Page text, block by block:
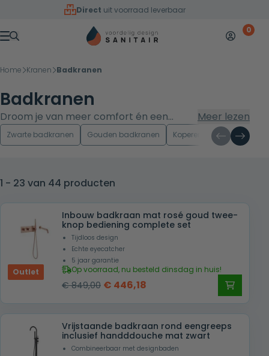
Overslaan naar inhoud
Direct uit voorraad leverbaar
Menu
Mijn 0
Home Kranen Badkranen
Badkranen
Droom je van meer comfort én een
statement in je badkamer? Met onze
badkranen kies je moeiteloos de juiste
gebruiksgemak. Van opbouw, inbouw en
vrijstaande badkranen tot
badrandkranen en opties met
handdouche of waterval uitloop - altijd in
stijlvolle afwerkingen en tegen scherpe
prijzen. Filter op montage, kleur en prijs
en bestel direct.
Meer lezen
Zwarte badkranen Gouden badkranen Koperen badkranen
1 - 23 van 44 producten
Inbouw badkraan mat rosé goud twee-
knop bediening complete set
Tijdloos design
Echte eyecatcher
5 jaar garantie
Op voorraad, nu besteld dinsdag in huis!
€849,00 Oorspronkelijke
was:
€ 849,00.
€ 446,18
is:
€ 446,18.
Outlet
Vrijstaande badkraan rond eengreeps
inclusief handddouche mat zwart
Combineerbaar met designbaden